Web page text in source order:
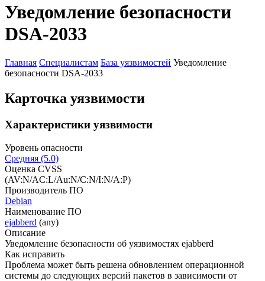
Уведомление безопасности
DSA-2033
Главная Специалистам База уязвимостей Уведомление
безопасности DSA-2033
Карточка уязвимости
Характеристики уязвимости
Уровень опасности
Средняя (5.0)
Оценка CVSS
(AV:N/AC:L/Au:N/C:N/I:N/A:P)
Производитель ПО
Debian
Наименование ПО
ejabberd (any)
Описание
Уведомление безопасности об уязвимостях ejabberd
Как исправить
Проблема может быть решена обновлением операционной
системы до следующих версий пакетов в зависимости от